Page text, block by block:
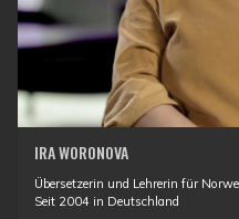
IRA WORONOVA
Übersetzerin und Lehrerin für
Seit 2004 in Deutschland